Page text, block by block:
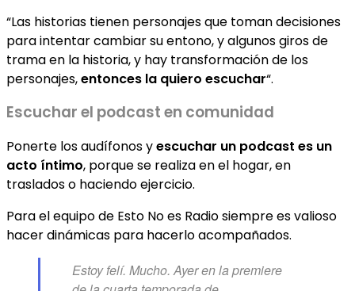
“Las historias tienen personajes que toman decisiones
para intentar cambiar su entono, y algunos giros de
trama en la historia, y hay transformación de los
personajes,entonces la quiero escuchar“.
Escuchar el podcast en comunidad
Ponerte los audífonos yescuchar un podcast es un
acto íntimo, porque se realiza en el hogar, en
traslados o haciendo ejercicio.
Para el equipo de Esto No es Radio siempre es valioso
hacer dinámicas para hacerlo acompañados.
Estoy felí. Mucho. Ayer en la premiere